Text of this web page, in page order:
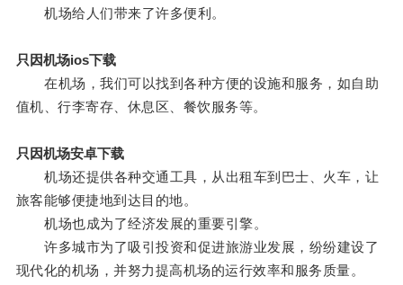
机场给人们带来了许多便利。
只因机场ios下载
在机场，我们可以找到各种方便的设施和服务，如自助
值机、行李寄存、休息区、餐饮服务等。
只因机场安卓下载
机场还提供各种交通工具，从出租车到巴士、火车，让
旅客能够便捷地到达目的地。
机场也成为了经济发展的重要引擎。
许多城市为了吸引投资和促进旅游业发展，纷纷建设了
现代化的机场，并努力提高机场的运行效率和服务质量。